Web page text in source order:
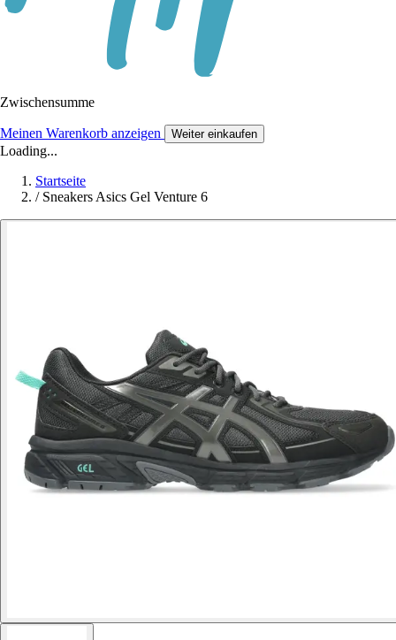
Zwischensumme
Meinen Warenkorb anzeigen Weiter einkaufen
Loading...
Startseite
/ Sneakers Asics Gel Venture 6